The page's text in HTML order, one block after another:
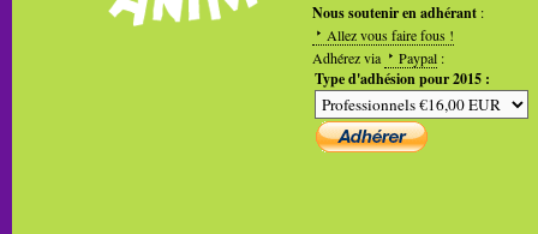
Nous soutenir en adhérant :
Allez vous faire fous !
Adhérez via
Paypal :
Type d'adhésion pour 2015 :